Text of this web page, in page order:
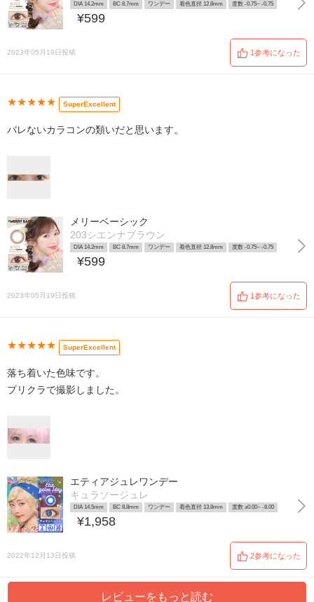
DIA 14.2mm BC 8.7mm ワンデー 着色直径 12.8mm 度数 -0.75~ -0.75
¥599
2023年05月19日投稿 1参考になった
★★★★★ SuperExcellent
バレないカラコンの類いだと思います。
メリーベーシック
203シエンナブラウン
DIA 14.2mm BC 8.7mm ワンデー 着色直径 12.8mm 度数 -0.75~ -0.75
¥599
2023年05月19日投稿 1参考になった
★★★★★ SuperExcellent
落ち着いた色味です。
プリクラで撮影しました。
エティアジュレワンデー
キュラソージュレ
DIA 14.5mm BC 8.8mm ワンデー 着色直径 13.8mm 度数 ±0.00~ -8.00
¥1,958
2022年12月13日投稿 2参考になった
レビューをもっと読む